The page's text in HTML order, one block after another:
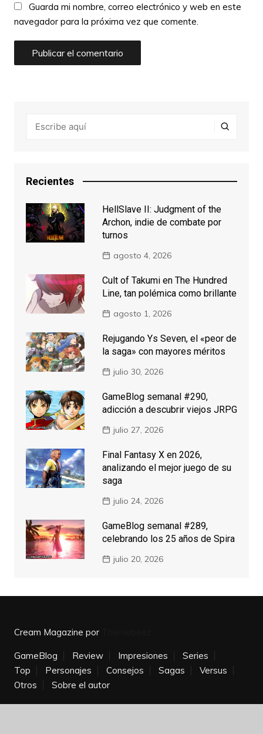
Guarda mi nombre, correo electrónico y web en este
navegador para la próxima vez que comente.
Recientes
HellSlave II: Judgment of the
Archon, indie de combate por
turnos
agosto 4, 2026
Cult of Takumi en The Hundred
Line, tan polémica como brillante
agosto 1, 2026
Rejugando Ys Seven, el «peor de
la saga» con mayores méritos
julio 30, 2026
GameBlog semanal #290,
adicción a descubrir viejos JRPG
julio 27, 2026
Final Fantasy X en 2026,
analizando el mejor juego de su
saga
julio 24, 2026
GameBlog semanal #289,
celebrando los 25 años de Spira
julio 20, 2026
Cream Magazine por
GameBlog Review Impresiones
Series
Top
Personajes Consejos Sagas
Versus
Otros
Sobre el autor